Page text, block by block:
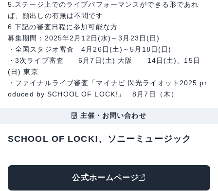
5.ステージ上でのライブパフォーマンスができる形であれ
ば、顔出しの有無は不問です
6.下記の審査日程に参加可能な方
募集期間：2025年2月12日(水)～3月23日(日)
・全国スタジオ審査 4月26日(土)～5月18日(日)
・3次ライブ審査 6月7日(土) 大阪 14日(土)、15日
(日) 東京
・ファイナルライブ審査「マイナビ 閃光ライオット2025 pr
oduced by SCHOOL OF LOCK!」 8月7日（木）
主催・お問い合わせ
SCHOOL OF LOCK!、ソニーミュージック
公式ホームページ